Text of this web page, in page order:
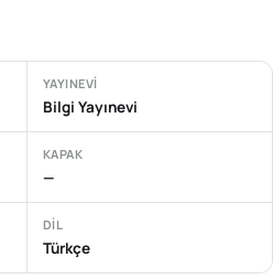
YAYINEVI
Bilgi Yayınevi
KAPAK
—
DIL
Türkçe